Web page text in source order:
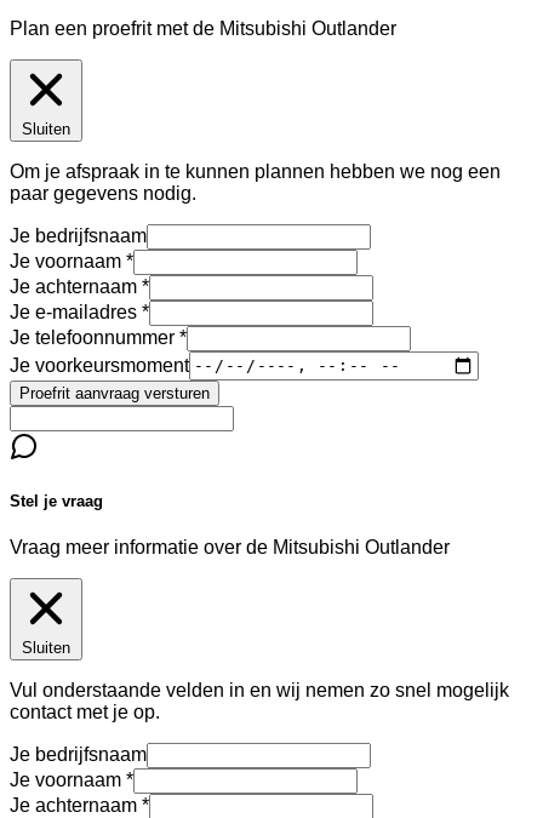
Plan een proefrit met de Mitsubishi Outlander
Sluiten
Om je afspraak in te kunnen plannen hebben we nog een
paar gegevens nodig.
Je bedrijfsnaam
Je voornaam
Je achternaam
Je e-mailadres
Je telefoonnummer
Je voorkeursmoment
Proefrit aanvraag versturen
Stel je vraag
Vraag meer informatie over de Mitsubishi Outlander
Sluiten
Vul onderstaande velden in en wij nemen zo snel mogelijk
contact met je op.
Je bedrijfsnaam
Je voornaam
Je achternaam